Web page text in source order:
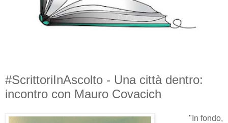
#ScrittoriInAscolto - Una città dentro:
incontro con Mauro Covacich
"In fondo,